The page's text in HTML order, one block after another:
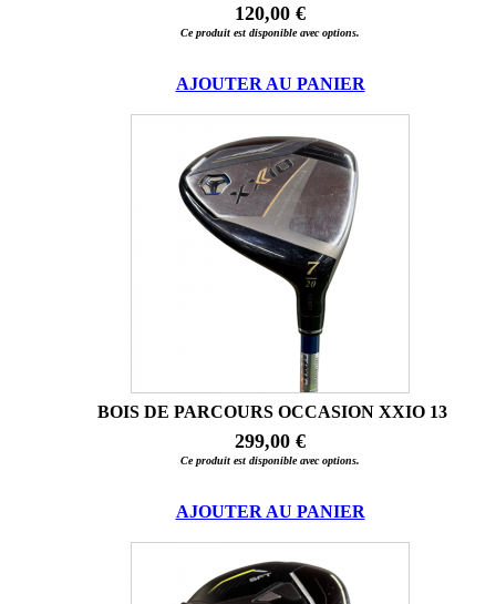
120,00 €
Ce produit est disponible avec options.
AJOUTER AU PANIER
BOIS DE PARCOURS OCCASION XXIO 13
299,00 €
Ce produit est disponible avec options.
AJOUTER AU PANIER